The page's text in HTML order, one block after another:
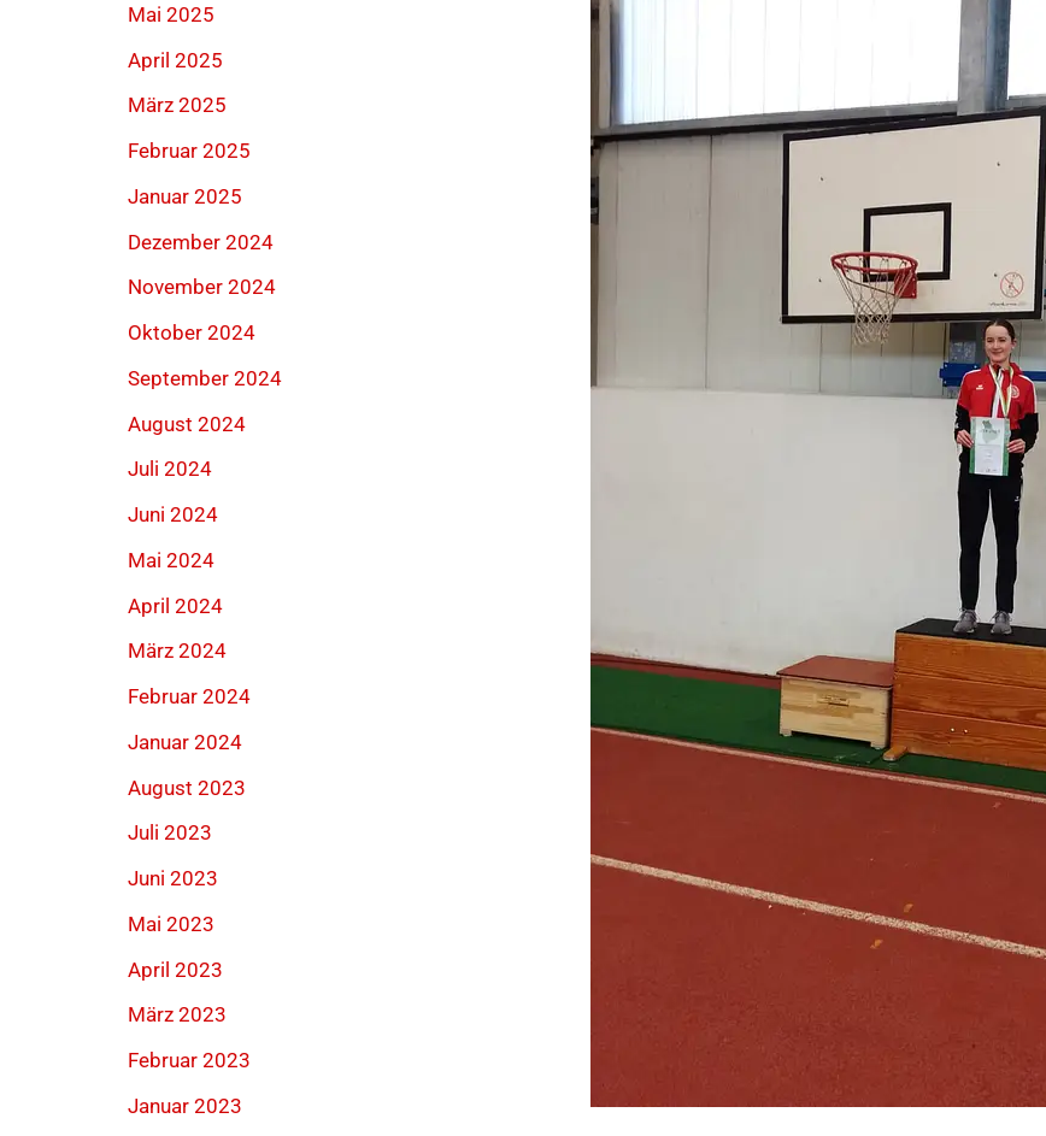
Mai 2025
April 2025
März 2025
Februar 2025
Januar 2025
Dezember 2024
November 2024
Oktober 2024
September 2024
August 2024
Juli 2024
Juni 2024
Mai 2024
April 2024
März 2024
Februar 2024
Januar 2024
August 2023
Juli 2023
Juni 2023
Mai 2023
April 2023
März 2023
Februar 2023
Januar 2023